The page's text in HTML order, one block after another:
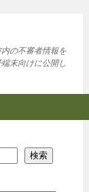
の不審者情報を
末向けに公開し
検索